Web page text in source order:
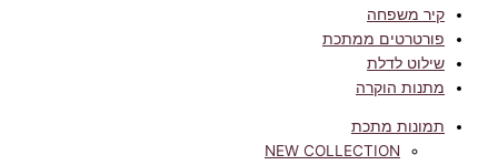
קיר משפחה
פורטרטים ממתכת
שילוט לדלת
מתנות הוקרה
תמונות מתכת
NEW COLLECTION